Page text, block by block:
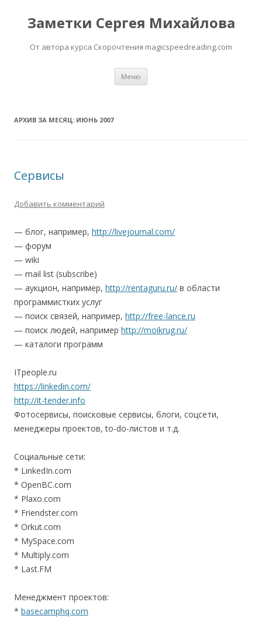
Заметки Сергея Михайлова
От автора курса Скорочтения magicspeedreading.com
Меню
АРХИВ ЗА МЕСЯЦ: ИЮНЬ 2007
Сервисы
Добавить комментарий
— блог, например, http://livejournal.com/
— форум
— wiki
— mail list (subscribe)
— аукцион, например, http://rentaguru.ru/ в области
программистких услуг
— поиск связей, например, http://free-lance.ru
— поиск людей, например http://moikrug.ru/
— каталоги программ
ITpeople.ru
https://linkedin.com/
http://it-tender.info
Фотосервисы, поисковые сервисы, блоги, соцсети,
менеджеры проектов, to-do-листов и т.д.
Социальные сети:
* LinkedIn.com
* OpenBC.com
* Plaxo.com
* Friendster.com
* Orkut.com
* MySpace.com
* Multiply.com
* Last.FM
Менеджмент проектов:
* basecamphq.com